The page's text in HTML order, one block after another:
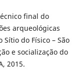
final do
arqueológicas
do Físico – São
e socialização do
2015.